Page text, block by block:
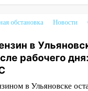
обстановка Новости
в
рабочего дня:
в Ульяновске